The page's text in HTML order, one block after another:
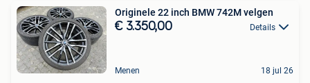
Originele 22 inch BMW 742M velgen
€ 3.350,00 Details
Menen 18 jul 26